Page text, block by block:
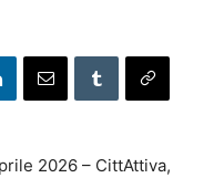
2026 – CittAttiva,